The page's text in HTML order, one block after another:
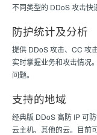
不同类型的 DDoS 攻击快
防护统计及分析
提供 DDoS 攻击、CC 攻
实时掌握业务和攻击情况
问题。
支持的地域
经典版 DDoS 高防 IP 可
云主机、其他的云。目前